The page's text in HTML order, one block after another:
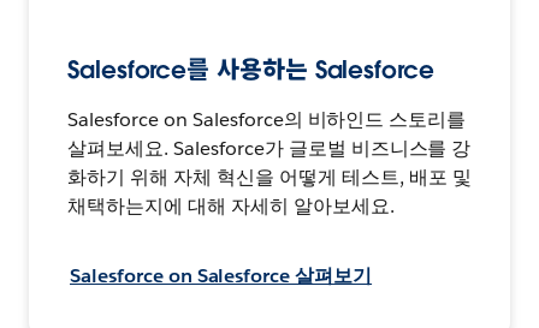
Salesforce를 사용하는 Salesforce
Salesforce on Salesforce의 비하인드 스토리를
살펴보세요. Salesforce가 글로벌 비즈니스를 강
화하기 위해 자체 혁신을 어떻게 테스트, 배포 및
채택하는지에 대해 자세히 알아보세요.
Salesforce on Salesforce 살펴보기